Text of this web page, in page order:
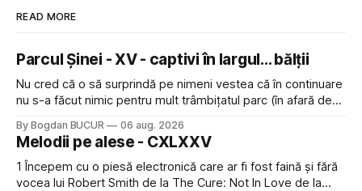
READ MORE
Parcul Șinei - XV - captivi în largul... bălții
Nu cred că o să surprindă pe nimeni vestea că în continuare
nu s-a făcut nimic pentru mult trâmbițatul parc (în afară de
timp pui și latră prin gard la lumea care trece prin zonă). Am
avut, în schimb, o belea
By Bogdan BUCUR 06 aug. 2026
Melodii pe alese - CXLXXV
1 Începem cu o piesă electronică care ar fi fost faină și fără
vocea lui Robert Smith de la The Cure: Not In Love de la